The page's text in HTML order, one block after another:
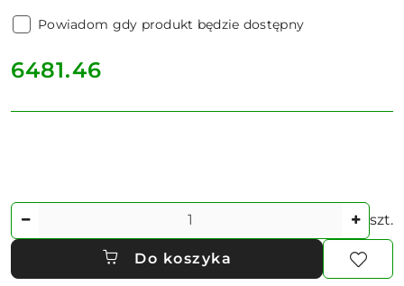
Powiadom gdy produkt będzie dostępny
cena:
6481.46
Ilość szt.
Do koszyka